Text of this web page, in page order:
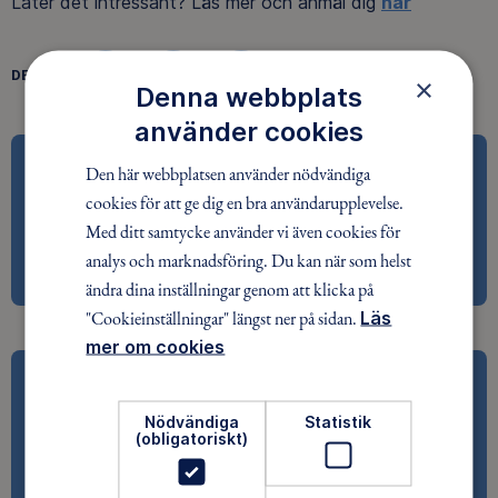
DELA
FACEBOOKTWITTERLINKEDIN
Utrustningsbehov
Kläder efter väder och det som behövs för en
härlig och säker upplevelse i naturen. Alltid bra att
packa nåt att äta och dricka.
20240826 Viktigt till alla föräldrar/deltagare i
höstens aktiviteter från kansliet DRIFTSTÖRNING:
MAILUTSKICK & KALLELSER Just nu upplever
×
Denna webbplats
använder cookies
Den här webbplatsen använder nödvändiga
cookies för att ge dig en bra användarupplevelse.
Med ditt samtycke använder vi även cookies för
analys och marknadsföring. Du kan när som helst
ändra dina inställningar genom att klicka på
"Cookieinställningar" längst ner på sidan. Läs
mer om cookies
Nödvändiga
(obligatoriskt)
Statistik